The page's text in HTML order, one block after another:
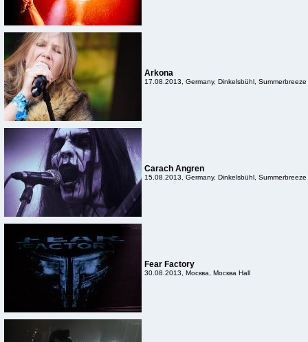
Arkona
17.08.2013, Germany, Dinkelsbühl, Summerbreeze
Carach Angren
15.08.2013, Germany, Dinkelsbühl, Summerbreeze
Fear Factory
30.08.2013, Москва, Москва Hall